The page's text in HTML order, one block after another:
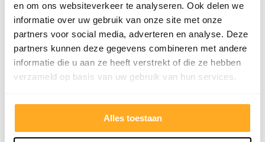
en om ons websiteverkeer te analyseren. Ook delen we
informatie over uw gebruik van onze site met onze
partners voor social media, adverteren en analyse. Deze
partners kunnen deze gegevens combineren met andere
informatie die u aan ze heeft verstrekt of die ze hebben
verzameld op basis van uw gebruik van hun services.
Alles toestaan
visgraat laminaat en hongaarse punt laminaat zwart.
Ook is een zwarte laminaatvloer met en zonder v-
groef verkrijgbaar. Daarnaast heeft u keuze uit
verschillende
kwaliteitsniveaus , zodat u voor elke
ruimte de geschikte laminaatvloer heeft.